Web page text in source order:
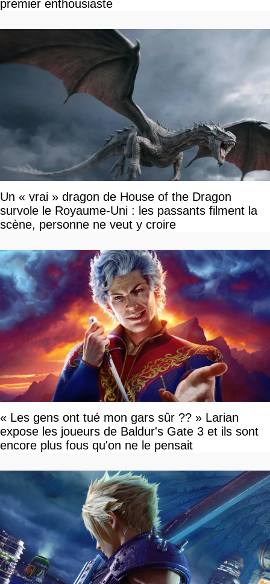
premier enthousiaste
Un « vrai » dragon de House of the Dragon
survole le Royaume-Uni : les passants filment la
scène, personne ne veut y croire
« Les gens ont tué mon gars sûr ?? » Larian
expose les joueurs de Baldur's Gate 3 et ils sont
encore plus fous qu'on ne le pensait